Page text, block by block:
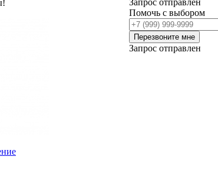
Помочь с выбором
Перезвоните мне
Запрос отправлен